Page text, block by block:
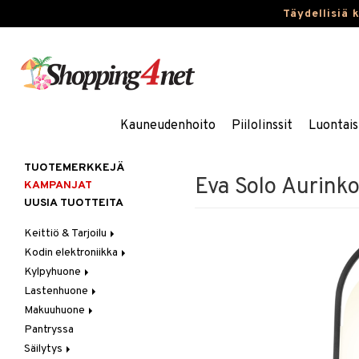
Täydellisiä
Kauneudenhoito Piilolinssit
Eva Solo
TUOTEMERKKEJÄ
KAMPANJAT
UUSIA TUOTTEITA
Keittiö & Tarjoilu
Aterimet
Kannut & Karahvit
Keittiösäilytys
Keittiötekstiilit
Keittiövälineet
Kodinkoneet
Kodin elektroniikka
Ääni
Kylpyhuone
Kylpyhuoneen sisustus
Kylpyhuoneen tarvikkeita
Kylpyhuoneen tekstiilit
Lastenhuone
Kylpyhuoneen koristelu
Lasten huonekalut
Lasten lamput
Makuuhuone
Huovat & Saalit
Koristetyynyt
Pantryssa
Säilytys